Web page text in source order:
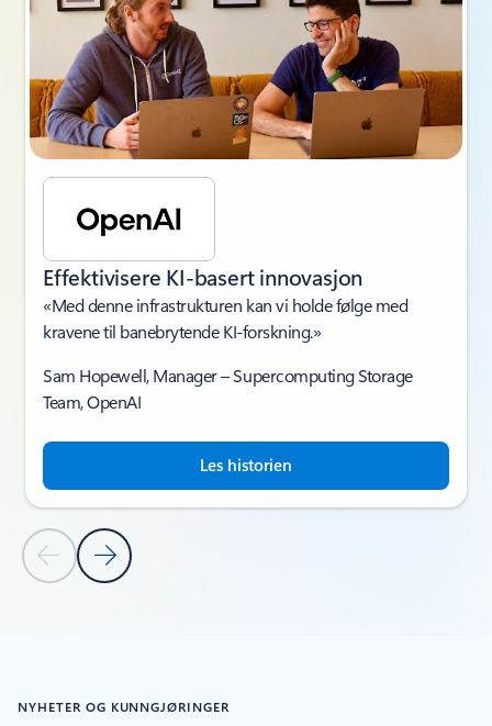
Forrige lysbildeNeste lysbilde
Effektivisere KI-basert innovasjon
«Med denne infrastrukturen kan vi holde følge med
kravene til banebrytende KI-forskning.»
Sam Hopewell, Manager – Supercomputing Storage
Team, OpenAI
Les historien
NYHETER OG KUNNGJØRINGER